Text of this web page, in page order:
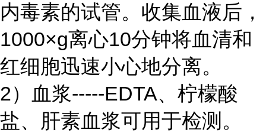
内毒素的试管。收集血液后，
1000×g离心10分钟将血清和
红细胞迅速小心地分离。
2）血浆-----EDTA、柠檬酸
盐、肝素血浆可用于检测。